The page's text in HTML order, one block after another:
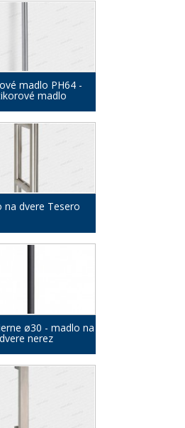
madlo PH64 -
madlo
na dvere Tesero
ø30 - madlo na
dvere nerez